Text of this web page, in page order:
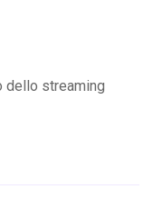
dello streaming